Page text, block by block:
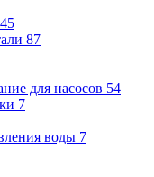
87
для насосов 54
7
воды 7